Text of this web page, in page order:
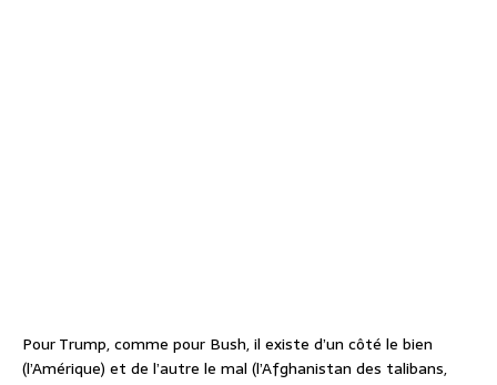
Pour Trump, comme pour Bush, il existe d’un côté le bien
(l’Amérique) et de l’autre le mal (l’Afghanistan des talibans,